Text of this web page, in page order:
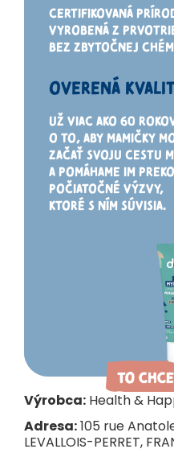
CERTIFIKOVANÁ
VYROBENÁ Z
BEZ ZBYTOČNEJ
OVERENÁ
UŽ VIAC AKO 60
O TO, ABY MAMIČKY
ZAČAŤ SVOJU CESTU
A POMÁHAME IM
POČIATOČNÉ VÝZVY,
KTORÉ S NÍM SÚVISIA.
Výrobca: Health &
Adresa:105 rue
LEVALLOIS-PERRET,